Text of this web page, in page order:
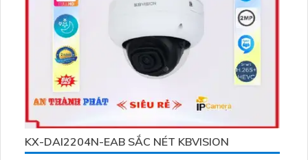
KX-DAI2204N-EAB SẮC NÉT KBVISION